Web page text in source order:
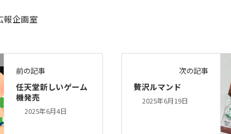
報企画室
前の記事
任天堂新しいゲーム
機発売
2025年6月4日
次の記事
贅沢ルマンド
2025年6月19日